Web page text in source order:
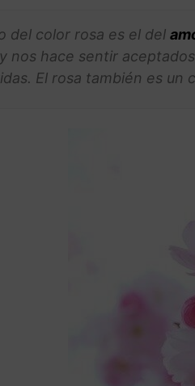
del color rosa es el del
nos hace sentir
El rosa también es